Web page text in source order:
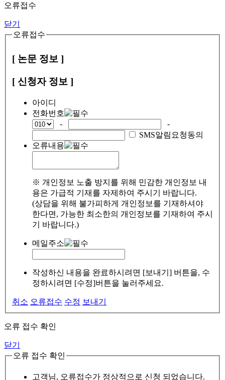
오류접수
닫기
오류접수
[ 논문 정보 ]
[ 신청자 정보 ]
아이디
전화번호
-
-
SMS알림요청동의
오류내용
※ 개인정보 노출 방지를 위해 민감한 개인정보 내
용은 가급적 기재를 자제하여 주시기 바랍니다.
(상담을 위해 불가피하게 개인정보를 기재하셔야
한다면, 가능한 최소한의 개인정보를 기재하여 주시
기 바랍니다.)
메일주소
작성하신 내용을 완료하시려면 [보내기] 버튼을, 수
정하시려면 [수정]버튼을 눌러주세요.
취소 오류접수 수정 보내기
오류 접수 확인
닫기
오류 접수 확인
고객님, 오류접수가 정상적으로 신청 되었습니다.